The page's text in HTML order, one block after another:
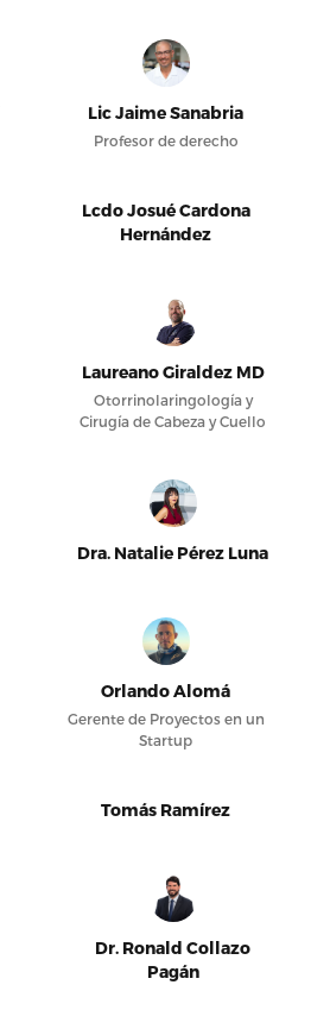
Lic Jaime Sanabria
Profesor de derecho
Lcdo Josué Cardona
Hernández
Laureano Giraldez MD
Otorrinolaringología y
Cirugía de Cabeza y Cuello
Dra. Natalie Pérez Luna
Orlando Alomá
Gerente de Proyectos en un
Startup
Tomás Ramírez
Dr. Ronald Collazo
Pagán